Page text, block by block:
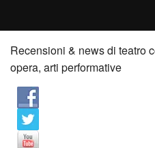
Home
Recensioni
Anticipazioni
News
Recensioni & news di teatro
opera, arti performative